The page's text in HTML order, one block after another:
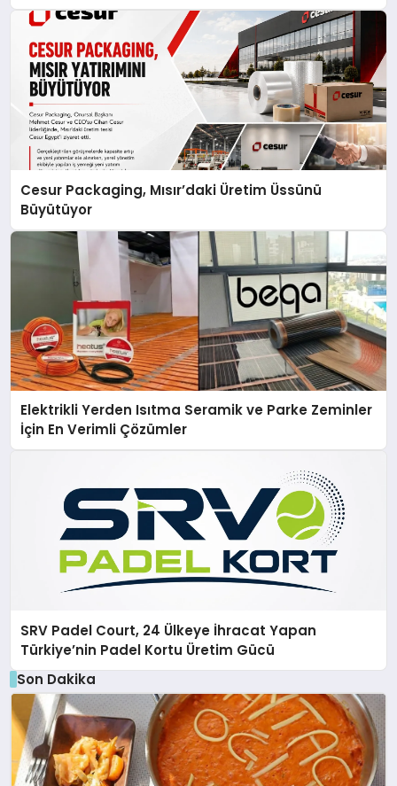
Cesur Packaging, Mısır’daki Üretim Üssünü
Büyütüyor
Elektrikli Yerden Isıtma Seramik ve Parke Zeminler
İçin En Verimli Çözümler
SRV Padel Court, 24 Ülkeye İhracat Yapan
Türkiye’nin Padel Kortu Üretim Gücü
Son Dakika